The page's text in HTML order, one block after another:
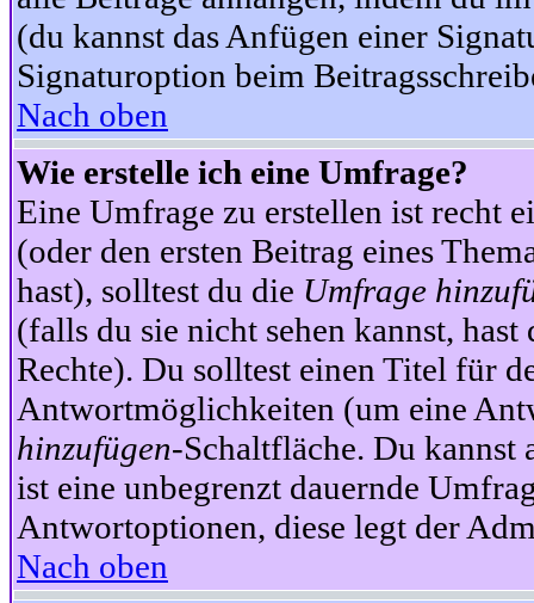
(du kannst das Anfügen einer
Signaturoption beim
Nach oben
Wie erstelle ich eine Umfrage?
Eine Umfrage zu erstellen ist recht
(oder den ersten Beitrag eines
hast), solltest du die Umfrage
(falls du sie nicht sehen kannst,
Rechte). Du solltest einen Titel für
Antwortmöglichkeiten (um eine
hinzufügen-Schaltfläche. Du
ist eine unbegrenzt dauernde
Antwortoptionen, diese legt der
Nach oben